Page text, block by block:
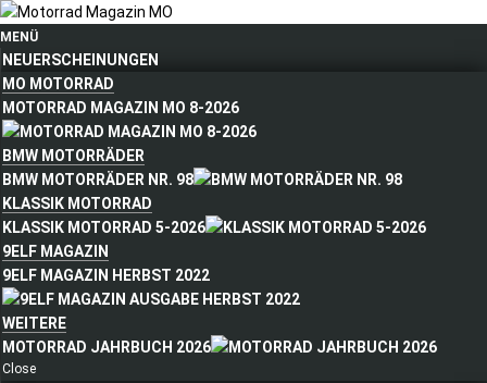
MENÜ
NEUERSCHEINUNGEN
MO MOTORRAD
MOTORRAD MAGAZIN MO 8-2026
BMW MOTORRÄDER
BMW MOTORRÄDER NR. 98
KLASSIK MOTORRAD
KLASSIK MOTORRAD 5-2026
9ELF MAGAZIN
9ELF MAGAZIN HERBST 2022
WEITERE
MOTORRAD JAHRBUCH 2026
Close